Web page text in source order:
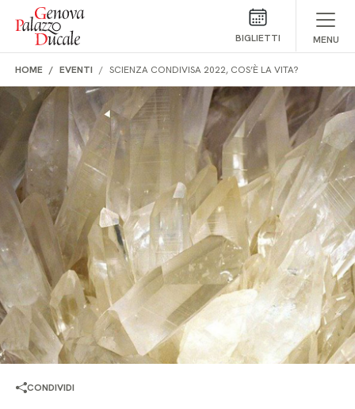
Salta al contenuto
BIGLIETTI MENU
HOME EVENTI SCIENZA CONDIVISA 2022, COS’È LA VITA?
CONDIVIDI